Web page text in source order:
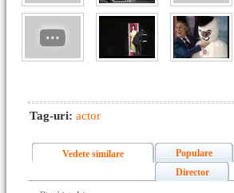
Tag-uri: actor
Vedete similare Populare
Director